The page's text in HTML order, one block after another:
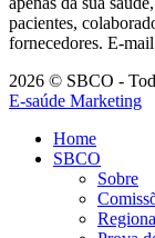
pacientes,
fornecedores. E-
2026 © SBCO -
E-saúde Marketing
Home
SBCO
Sobre